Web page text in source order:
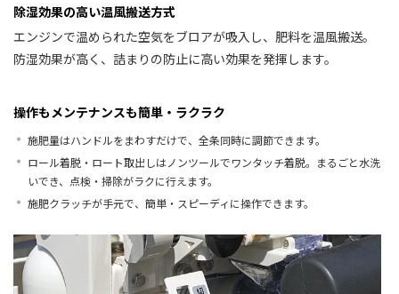
除湿効果の高い温風搬送方式
エンジンで温められた空気をブロアが吸入し、肥料を温風搬送。
防湿効果が高く、詰まりの防止に高い効果を発揮します。
操作もメンテナンスも簡単・ラクラク
施肥量はハンドルをまわすだけで、全条同時に調節できます。
ロール着脱・ロート取出しはノンツールでワンタッチ着脱。まるごと水洗
いでき、点検・掃除がラクに行えます。
施肥クラッチが手元で、簡単・スピーディに操作できます。